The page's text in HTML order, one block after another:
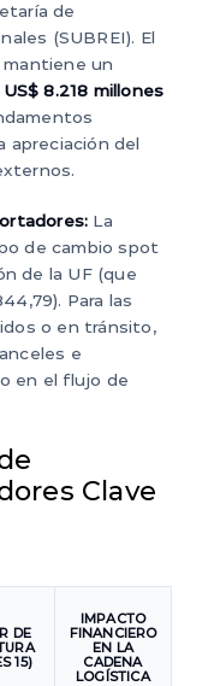
de
(SUBREI). El
un
8.218 millones
apreciación del
La
de cambio spot
de la UF (que
Para las
o en tránsito,
e
en el flujo de
Clave
DE
15)
IMPACTO
FINANCIERO
EN LA
CADENA
LOGÍSTICA